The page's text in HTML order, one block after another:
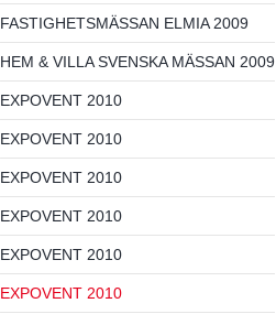
FASTIGHETSMÄSSAN ELMIA 2009
HEM & VILLA SVENSKA MÄSSAN 2009
EXPOVENT 2010
EXPOVENT 2010
EXPOVENT 2010
EXPOVENT 2010
EXPOVENT 2010
EXPOVENT 2010